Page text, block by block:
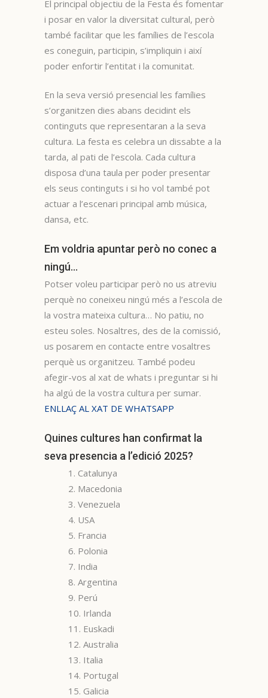
El principal objectiu de la Festa és fomentar
i posar en valor la diversitat cultural, però
també facilitar que les famílies de l’escola
es coneguin, participin, s’impliquin i així
poder enfortir l’entitat i la comunitat.
En la seva versió presencial les famílies
s’organitzen dies abans decidint els
continguts que representaran a la seva
cultura. La festa es celebra un dissabte a la
tarda, al pati de l’escola. Cada cultura
disposa d’una taula per poder presentar
els seus continguts i si ho vol també pot
actuar a l’escenari principal amb música,
dansa, etc.
Em voldria apuntar però no conec a
ningú…
Potser voleu participar però no us atreviu
perquè no coneixeu ningú més a l’escola de
la vostra mateixa cultura… No patiu, no
esteu soles. Nosaltres, des de la comissió,
us posarem en contacte entre vosaltres
perquè us organitzeu. També podeu
afegir-vos al xat de whats i preguntar si hi
ha algú de la vostra cultura per sumar.
ENLLAÇ AL XAT DE WHATSAPP
Quines cultures han confirmat la
seva presencia a l’edició 2025?
1. Catalunya
2. Macedonia
3. Venezuela
4. USA
5. Francia
6. Polonia
7. India
8. ⁠Argentina
9. ⁠Perú
10. ⁠Irlanda
11. Euskadi
12. ⁠Australia
13. ⁠Italia
14. ⁠Portugal
15. ⁠Galicia